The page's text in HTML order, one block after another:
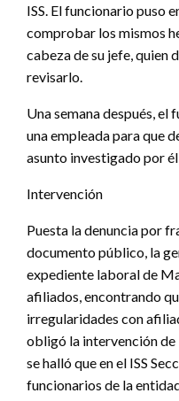
ISS. El funcionario puso
comprobar los mismos
cabeza de su jefe, quien
revisarlo.
Una semana después,
una empleada para que
asunto investigado por
Intervención
Puesta la denuncia por
documento público, la
expediente laboral de
afiliados, encontrando
irregularidades con
obligó la intervención de
se halló que en el ISS
funcionarios de la